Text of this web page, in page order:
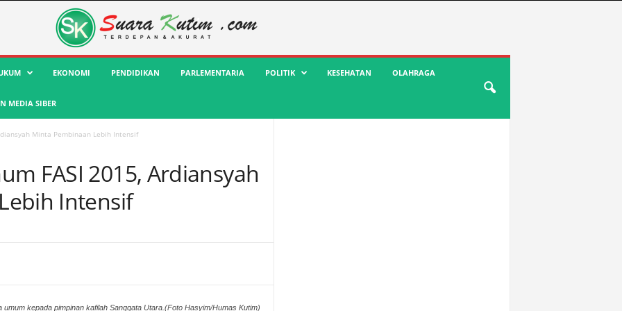
EKONOMI PENDIDIKAN PARLEMENTARIA POLITIK KESEHATAN OLAHRAGA
MEDIA SIBER
Minta Pembinaan Lebih Intensif
FASI 2015, Ardiansyah
Intensif
kepada pimpinan kafilah Sanggata Utara.(Foto Hasyim/Humas Kutim)